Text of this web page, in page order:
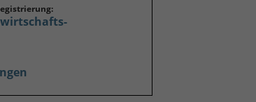
wirtschafts-